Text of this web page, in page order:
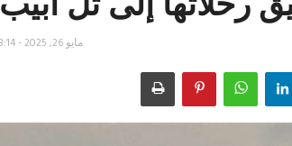
مايو 26, 2025 - 13:14